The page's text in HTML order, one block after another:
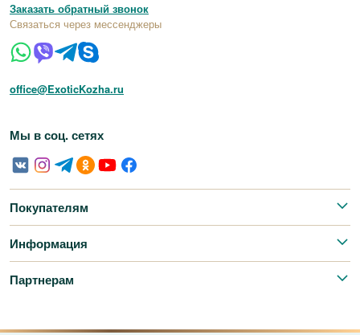
Заказать обратный звонок
Связаться через мессенджеры
office@ExoticKozha.ru
Мы в соц. сетях
Покупателям
Информация
Партнерам